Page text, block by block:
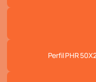
Perfil PHR